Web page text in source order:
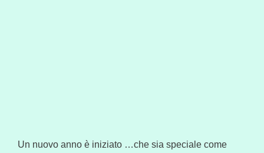
Un nuovo anno è iniziato …che sia speciale come